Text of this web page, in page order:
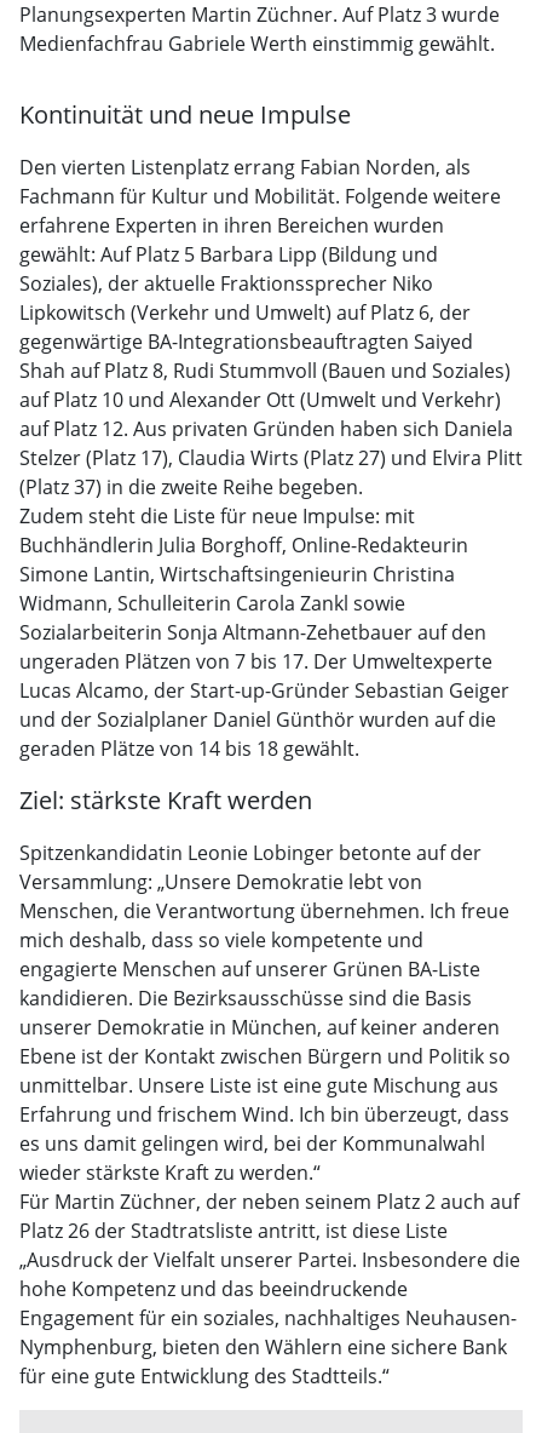
Planungsexperten Martin Züchner. Auf Platz 3 wurde
Medienfachfrau Gabriele Werth einstimmig gewählt.
Kontinuität und neue Impulse
Den vierten Listenplatz errang Fabian Norden, als
Fachmann für Kultur und Mobilität. Folgende weitere
erfahrene Experten in ihren Bereichen wurden
gewählt: Auf Platz 5 Barbara Lipp (Bildung und
Soziales), der aktuelle Fraktionssprecher Niko
Lipkowitsch (Verkehr und Umwelt) auf Platz 6, der
gegenwärtige BA-Integrationsbeauftragten Saiyed
Shah auf Platz 8, Rudi Stummvoll (Bauen und Soziales)
auf Platz 10 und Alexander Ott (Umwelt und Verkehr)
auf Platz 12. Aus privaten Gründen haben sich Daniela
Stelzer (Platz 17), Claudia Wirts (Platz 27) und Elvira Plitt
(Platz 37) in die zweite Reihe begeben.
Zudem steht die Liste für neue Impulse: mit
Buchhändlerin Julia Borghoff, Online-Redakteurin
Simone Lantin, Wirtschaftsingenieurin Christina
Widmann, Schulleiterin Carola Zankl sowie
Sozialarbeiterin Sonja Altmann-Zehetbauer auf den
ungeraden Plätzen von 7 bis 17. Der Umweltexperte
Lucas Alcamo, der Start-up-Gründer Sebastian Geiger
und der Sozialplaner Daniel Günthör wurden auf die
geraden Plätze von 14 bis 18 gewählt.
Ziel: stärkste Kraft werden
Spitzenkandidatin Leonie Lobinger betonte auf der
Versammlung: „Unsere Demokratie lebt von
Menschen, die Verantwortung übernehmen. Ich freue
mich deshalb, dass so viele kompetente und
engagierte Menschen auf unserer Grünen BA-Liste
kandidieren. Die Bezirksausschüsse sind die Basis
unserer Demokratie in München, auf keiner anderen
Ebene ist der Kontakt zwischen Bürgern und Politik so
unmittelbar. Unsere Liste ist eine gute Mischung aus
Erfahrung und frischem Wind. Ich bin überzeugt, dass
es uns damit gelingen wird, bei der Kommunalwahl
wieder stärkste Kraft zu werden.“
Für Martin Züchner, der neben seinem Platz 2 auch auf
Platz 26 der Stadtratsliste antritt, ist diese Liste
„Ausdruck der Vielfalt unserer Partei. Insbesondere die
hohe Kompetenz und das beeindruckende
Engagement für ein soziales, nachhaltiges Neuhausen-
Nymphenburg, bieten den Wählern eine sichere Bank
für eine gute Entwicklung des Stadtteils.“